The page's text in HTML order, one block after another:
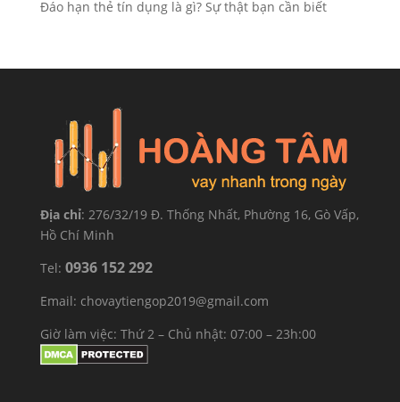
Đáo hạn thẻ tín dụng là gì? Sự thật bạn cần biết
Địa chỉ: 276/32/19 Đ. Thống Nhất, Phường 16, Gò Vấp,
Hồ Chí Minh
Tel: 0936 152 292
Email: chovaytiengop2019@gmail.com
Giờ làm việc: Thứ 2 – Chủ nhật: 07:00 – 23h:00